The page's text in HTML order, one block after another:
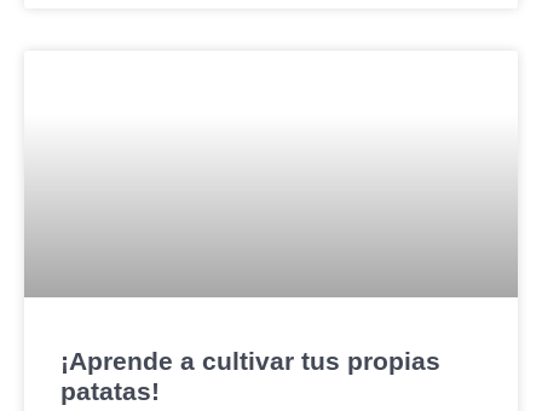
¡Aprende a cultivar tus propias
patatas!